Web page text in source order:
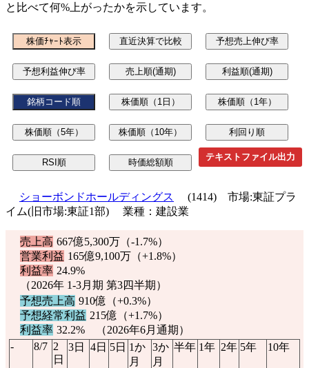
と比べて何%上がったかを示しています。
テキストファイル出力
ショーボンドホールディングス
(1414) 市場:東証プラ
イム(旧市場:東証1部) 業種：建設業
売上高 667億5,300万（-1.7%）
営業利益 165億9,100万（+1.8%）
利益率 24.9%
（2026年 1-3月期 第3四半期）
予想売上高 910億（+0.3%）
予想経常利益 215億（+1.7%）
利益率 32.2% （2026年6月通期）
-
8/7 2
日
3日 4日 5日 1か
月
3か
月
半年 1年 2年 5年 10年